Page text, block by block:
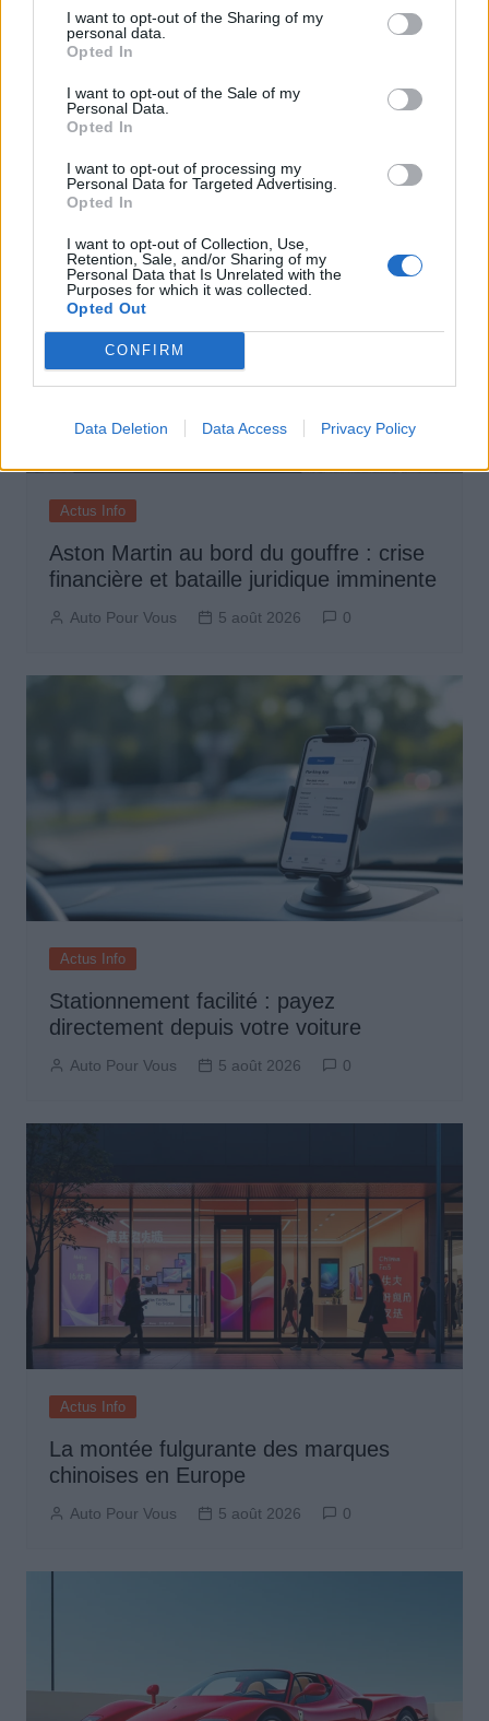
I want to opt-out of the Sharing of my
personal data.
Opted In
I want to opt-out of the Sale of my
Personal Data.
Opted In
I want to opt-out of processing my
Personal Data for Targeted Advertising.
Opted In
I want to opt-out of Collection, Use,
Retention, Sale, and/or Sharing of my
Personal Data that Is Unrelated with the
Purposes for which it was collected.
Opted Out
CONFIRM
Data Deletion Data Access Privacy Policy
Actus Info
Pourquoi le bouton start/stop disparaît
des voitures électriques
Auto Pour Vous 5 août 2026
Actus Info
Aston Martin au bord du gouffre : crise
financière et bataille juridique imminente
Auto Pour Vous 5 août 2026 0
Actus Info
Stationnement facilité : payez
directement depuis votre voiture
Auto Pour Vous 5 août 2026 0
Actus Info
La montée fulgurante des marques
chinoises en Europe
Auto Pour Vous 5 août 2026 0